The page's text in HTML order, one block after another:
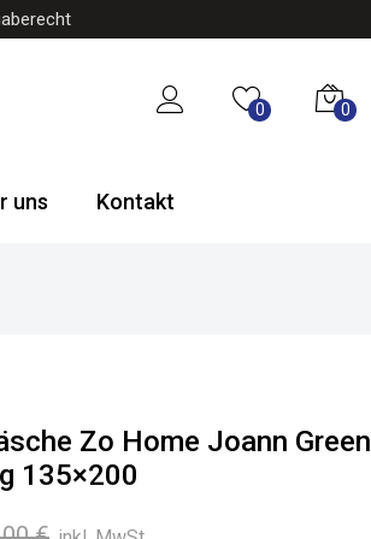
0 0
uns Kontakt
Zo Home Joann Green
135×200
Ursprünglicher
Aktueller